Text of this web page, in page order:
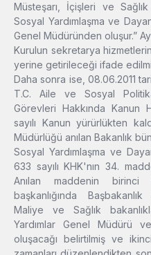
Müsteşarı, İçişleri ve Sağlık
Sosyal Yardımlaşma ve
Genel Müdüründen oluşur.”
Kurulun sekretarya
yerine getirileceği ifade
Daha sonra ise, 08.06.2011
T.C. Aile ve Sosyal
Görevleri Hakkında Kanun
sayılı Kanun yürürlükten
Müdürlüğü anılan Bakanlık
Sosyal Yardımlaşma ve
633 sayılı KHK'nın 34.
Anılan maddenin birinci
başkanlığında
Maliye ve Sağlık
Yardımlar Genel Müdürü
oluşacağı belirtilmiş ve